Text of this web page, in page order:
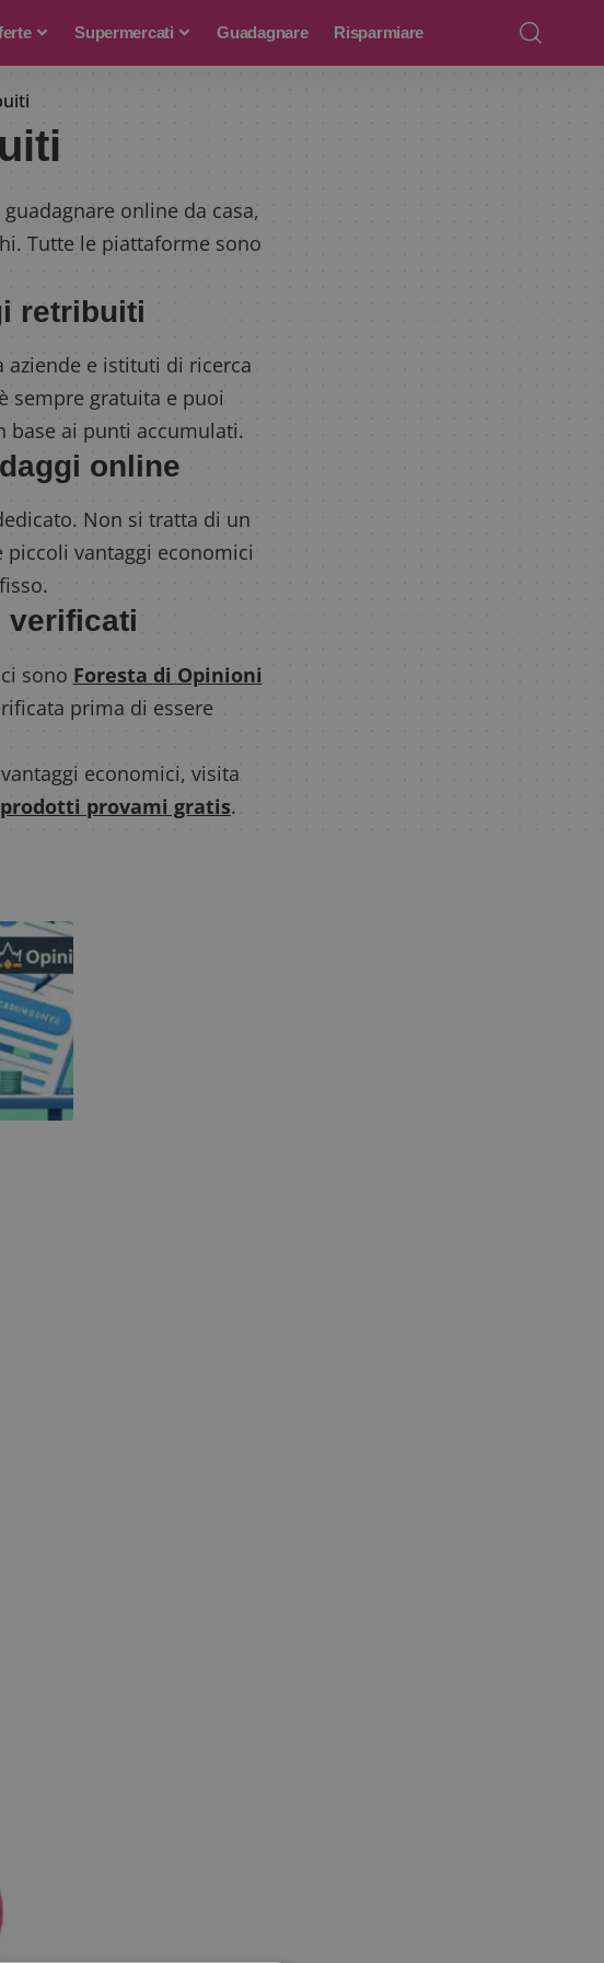
Supermercati Guadagnare Risparmiare
guadagnare online da casa,
Tutte le piattaforme sono
retribuiti
e istituti di ricerca
sempre gratuita e puoi
base ai punti accumulati.
online
Non si tratta di un
vantaggi economici
verificati
sono Foresta di Opinioni
prima di essere
economici, visita
prodotti provami gratis.